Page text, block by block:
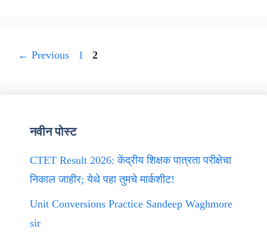
← Previous Page
1 Page
2
नवीन पोस्ट
CTET Result 2026: केंद्रीय शिक्षक पात्रता परीक्षेचा
निकाल जाहीर; येथे पहा तुमचे मार्कशीट!
Unit Conversions Practice Sandeep Waghmore
sir